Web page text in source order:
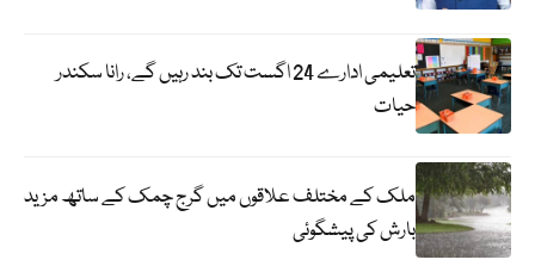
تعلیمی ادارے 24 اگست تک بند رہیں گے، رانا سکندر
حیات
ملک کے مختلف علاقوں میں گرج چمک کے ساتھ مزید
بارش کی پیشگوئی